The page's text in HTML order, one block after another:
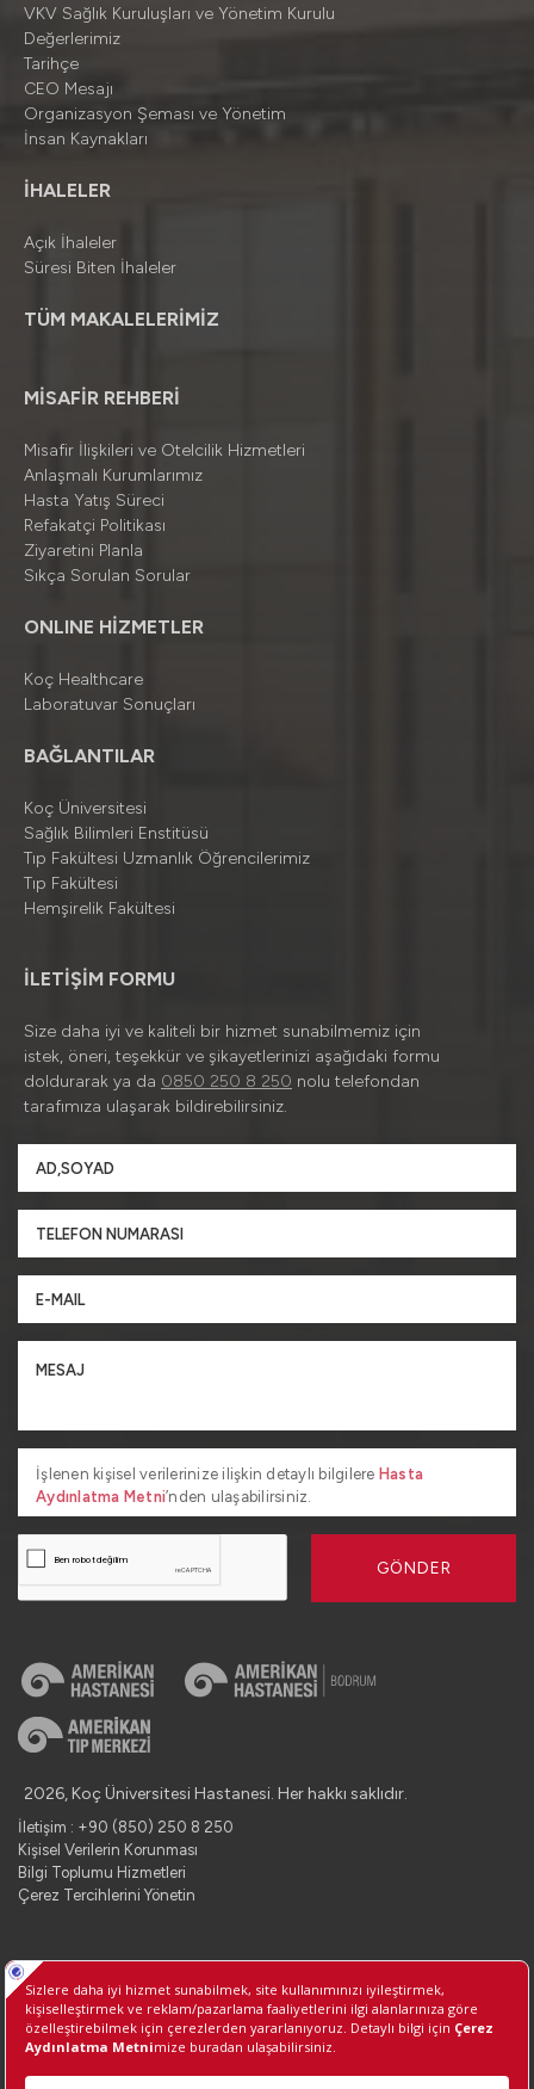
VKV Sağlık Kuruluşları ve Yönetim Kurulu
Değerlerimiz
Tarihçe
CEO Mesajı
Organizasyon Şeması ve Yönetim
İnsan Kaynakları
İHALELER
Açık İhaleler
Süresi Biten İhaleler
TÜM MAKALELERİMİZ
MİSAFİR REHBERİ
Misafir İlişkileri ve Otelcilik Hizmetleri
Anlaşmalı Kurumlarımız
Hasta Yatış Süreci
Refakatçi Politikası
Ziyaretini Planla
Sıkça Sorulan Sorular
ONLINE HİZMETLER
Koç Healthcare
Laboratuvar Sonuçları
BAĞLANTILAR
Koç Üniversitesi
Sağlık Bilimleri Enstitüsü
Tıp Fakültesi Uzmanlık Öğrencilerimiz
Tıp Fakültesi
Hemşirelik Fakültesi
İLETİŞİM FORMU
Size daha iyi ve kaliteli bir hizmet sunabilmemiz için
istek, öneri, teşekkür ve şikayetlerinizi aşağıdaki formu
doldurarak ya da 0850 250 8 250 nolu telefondan
tarafımıza ulaşarak bildirebilirsiniz.
İşlenen kişisel verilerinize ilişkin detaylı bilgilere Hasta
Aydınlatma Metni’nden ulaşabilirsiniz.
GÖNDER
2026, Koç Üniversitesi Hastanesi. Her hakkı saklıdır.
İletişim : +90 (850) 250 8 250
Kişisel Verilerin Korunması
Bilgi Toplumu Hizmetleri
Çerez Tercihlerini Yönetin